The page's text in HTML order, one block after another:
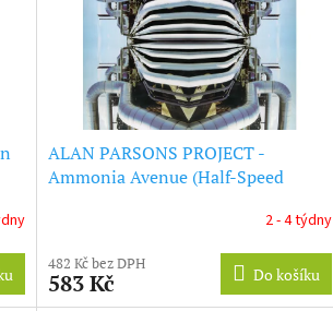
ALAN PARSONS PROJECT -
Ammonia Avenue (Half-Speed
2 - 4 týdny
482 Kč bez DPH
583 Kč Do košíku